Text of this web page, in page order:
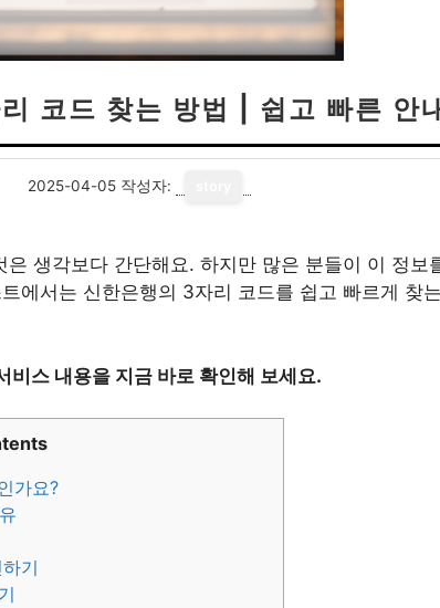
코드 찾는 방법 | 쉽고 빠른 안
2025-04-05 작성자:
생각보다 간단해요. 하지만 많은 분들이 이 정보
에서는 신한은행의 3자리 코드를 쉽고 빠르게 찾
비스 내용을 지금 바로 확인해 보세요.
가요?
기